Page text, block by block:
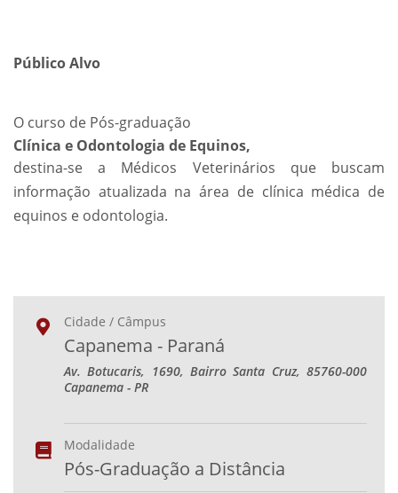
Público Alvo
O curso de Pós-graduação
Clínica e Odontologia de Equinos,
destina-se a Médicos Veterinários que buscam
informação atualizada na área de clínica médica de
equinos e odontologia.
Cidade / Câmpus
Capanema - Paraná
Av. Botucaris, 1690, Bairro Santa Cruz, 85760-000
Capanema - PR
Modalidade
Pós-Graduação a Distância